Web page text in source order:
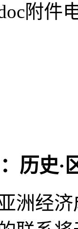
附件
历史·
洲经